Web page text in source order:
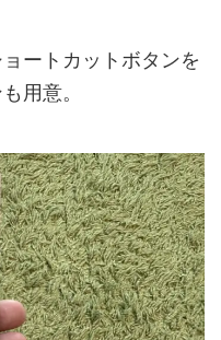
ートカットボタンを
用意。